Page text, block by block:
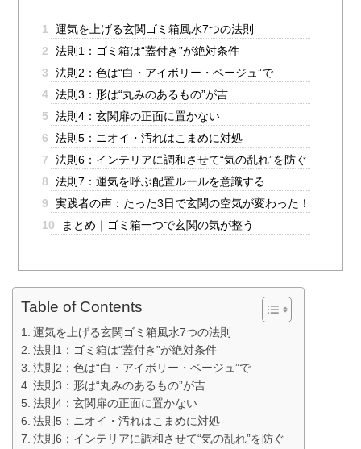
1
運気を上げる玄関ゴミ箱風水7つの法則
2
法則1：ゴミ箱は“蓋付き”が絶対条件
3
法則2：色は“白・アイボリー・ベージュ”で
4 法則3：形は“丸みのあるもの”が吉
5
法則4：玄関扉の正面に置かない
6
法則5：ニオイ・汚れはこまめに対処
7
法則6：インテリアに調和させて“気の乱れ”を防ぐ
8
法則7：運気を呼ぶ配置ルールを意識する
9
実践者の声：たった3日で玄関の空気が変わった！
10
まとめ｜ゴミ箱一つで玄関の気が整う
Table of Contents
運気を上げる玄関ゴミ箱風水7つの法則
法則1：ゴミ箱は“蓋付き”が絶対条件
法則2：色は“白・アイボリー・ベージュ”で
法則3：形は“丸みのあるもの”が吉
法則4：玄関扉の正面に置かない
法則5：ニオイ・汚れはこまめに対処
法則6：インテリアに調和させて“気の乱れ”を防ぐ